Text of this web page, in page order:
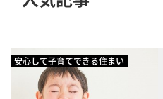
安心して子育てできる住まい